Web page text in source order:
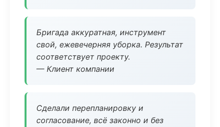
Бригада аккуратная, инструмент
свой, ежевечерняя уборка. Результат
соответствует проекту.
— Клиент компании
Сделали перепланировку и
согласование, всё законно и без